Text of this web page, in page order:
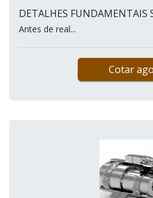
DETALHES FUNDAMENTAIS
Antes de real...
Cotar